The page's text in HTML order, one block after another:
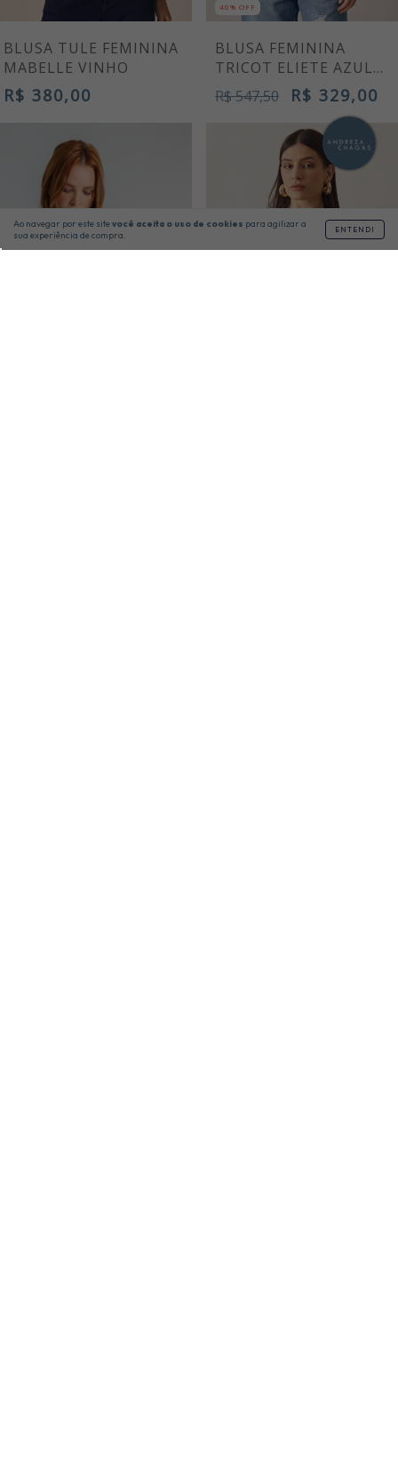
Ao navegar por este sitevocê aceita o uso de cookies para agilizar a
sua experiência de compra.
ENTENDI
BLUSA TULE FEMININA
MABELLE VINHO
R$ 380,00
40% OFF
BLUSA FEMININA
TRICOT ELIETE AZUL
CLARO
R$ 547,50 R$ 329,00